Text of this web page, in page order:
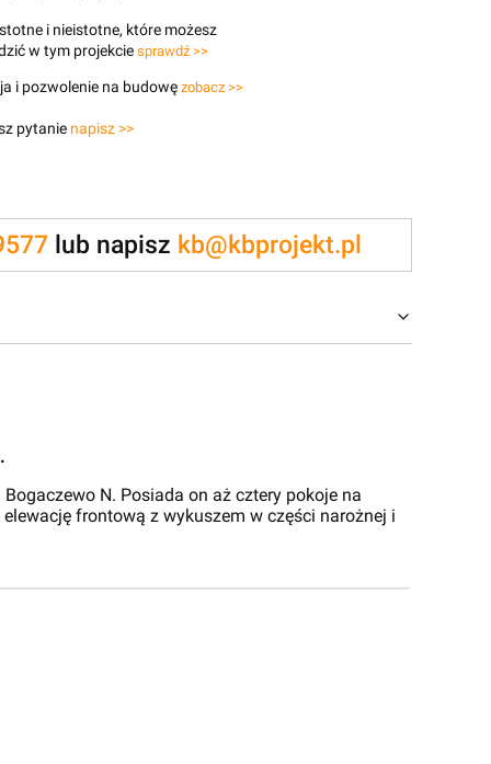
i nieistotne, które możesz
w tym projekcie sprawdź >>
i pozwolenie na budowę zobacz >>
pytanie napisz >>
lub napisz kb@kbprojekt.pl
N. Posiada on aż cztery pokoje na
frontową z wykuszem w części narożnej i